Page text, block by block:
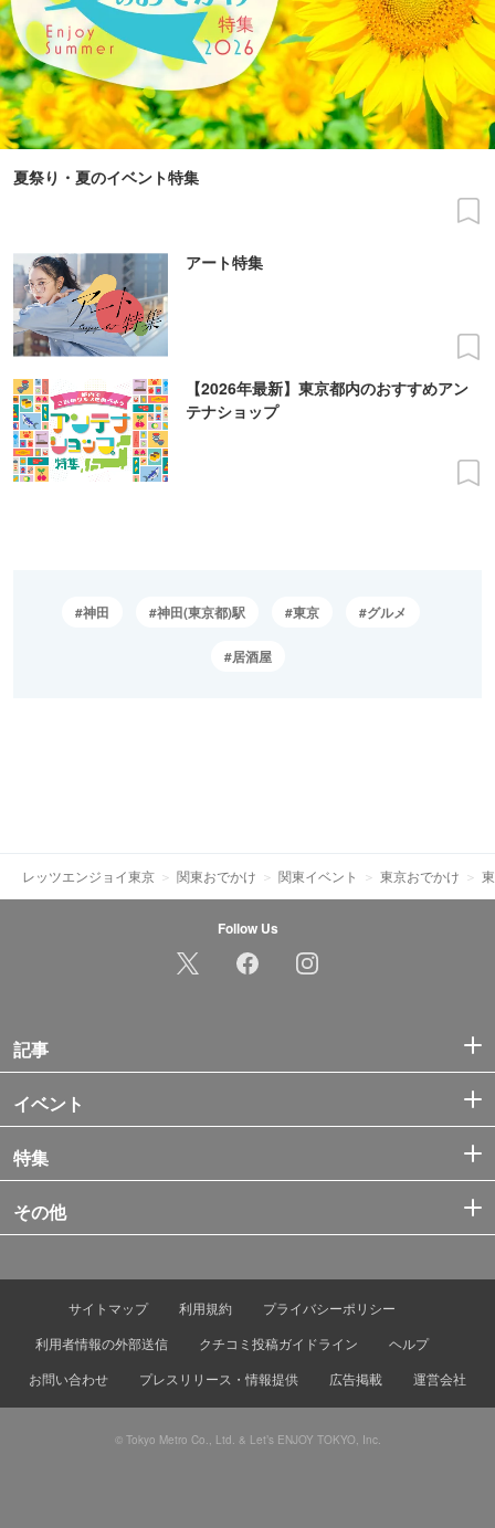
夏祭り・夏のイベント特集
アート特集
【2026年最新】東京都内のおすすめアン
テナショップ
神田 神田(東京都)駅 東京 グルメ
居酒屋
レッツエンジョイ東京 関東おでかけ 関東イベント 東京おでかけ
Follow Us
記事
イベント
特集
その他
サイトマップ 利用規約
プライバシーポリシー
利用者情報の外部送信
クチコミ投稿ガイドライン
ヘルプ
お問い合わせ
プレスリリース・情報提供 広告掲載 運営会社
© Tokyo Metro Co., Ltd. & Let’s ENJOY TOKYO, Inc.